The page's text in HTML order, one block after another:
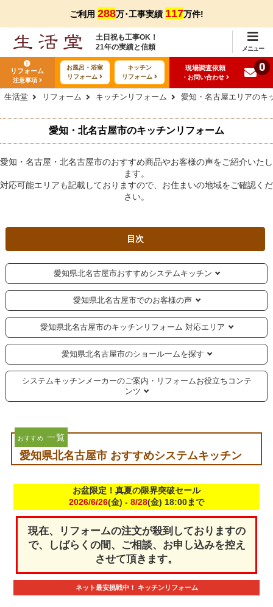
ご利用 288万･工事実績 117万件!
土日祝も工事OK！
21年の実績と信頼
メニュー
リフォーム
注意事項
お風呂・浴室
リフォーム
キッチン
リフォーム
現場調査依頼
・お問い合わせ
0
生活堂 リフォーム キッチンリフォーム 愛知・名古屋エリアのキ
愛知・北名古屋市のキッチンリフォーム
愛知・名古屋・北名古屋市のおすすめ商品やお客様の声をご紹介いたし
ます。
対応可能エリアも記載しておりますので、お住まいの地域をご確認くだ
さい。
目次
愛知県北名古屋市おすすめシステムキッチン
愛知県北名古屋市でのお客様の声
愛知県北名古屋市のキッチンリフォーム 対応エリア
愛知県北名古屋市のショールームを探す
システムキッチンメーカーのご案内・リフォームお役立ちコンテ
ンツ
おすすめ 一覧
愛知県北名古屋市 おすすめシステムキッチン
お盆限定！真夏の限界突破セール
2026/6/26(金) - 8/28(金) 18:00まで
現在、リフォームの注文が殺到しておりますの
で、しばらくの間、ご相談、お申し込みを控え
させて頂きます。
ネット最安挑戦中！ キッチンリフォーム